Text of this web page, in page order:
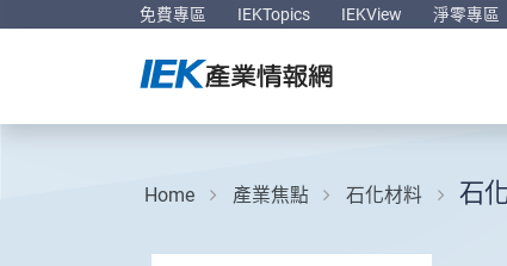
免費專區 IEKTopics IEKView 淨零專區
Home 產業焦點 石化材料 石